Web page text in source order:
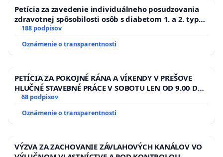
Petícia za zavedenie individuálneho posudzovania
zdravotnej spôsobilosti osôb s diabetom 1. a 2. typu
pri prijímaní do Policajného zboru SR
188 podpisov
Oznámenie o transparentnosti
PETÍCIA ZA POKOJNÉ RÁNA A VÍKENDY V PREŠOVE
HLUČNÉ STAVEBNÉ PRÁCE V SOBOTU LEN OD 9.00 DO
13.00 HOD., CEZ PRACOVNÝ TÝŽDEŇ CIEĽ 8.00 – 18.00
ĎUMBIERSKEJ/MAGU
68 podpisov
Oznámenie o transparentnosti
VÝZVA ZA ZACHOVANIE ZÁVLAHOVÝCH KANÁLOV VO